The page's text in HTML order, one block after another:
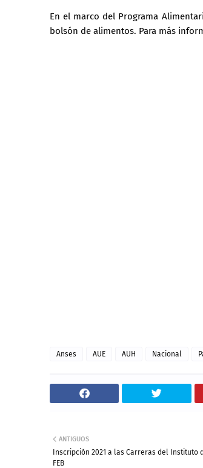
En el marco del Programa
bolsón de alimentos. Para más
Anses AUE AUH Nacional
ANTIGUOS
Inscripción 2021 a las Carreras del Instituto
FEB